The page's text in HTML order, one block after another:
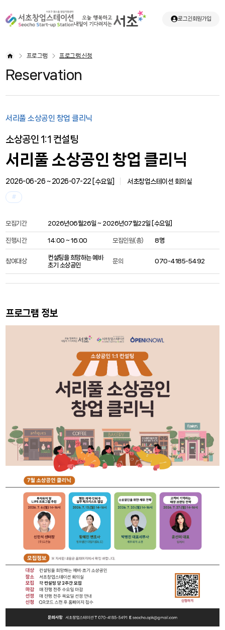
로그인회원가입
프로그램 프로그램 신청
Reservation
서리풀 소상공인 창업 클리닉
소상공인 1:1 컨설팅
서리풀 소상공인 창업 클리닉
2026-06-26 ~ 2026-07-22 [ 수요일 서초창업스테이션 회의실
#
모집기간 2026년06월26일 ~ 2026년07월22일 [수요일]
진행시간 14:00 ~ 16:00 모집인원(총) 8명
참여대상
컨설팅을 희망하는 예비·
초기 소상공인
문의 070-4185-5492
프로그램 정보